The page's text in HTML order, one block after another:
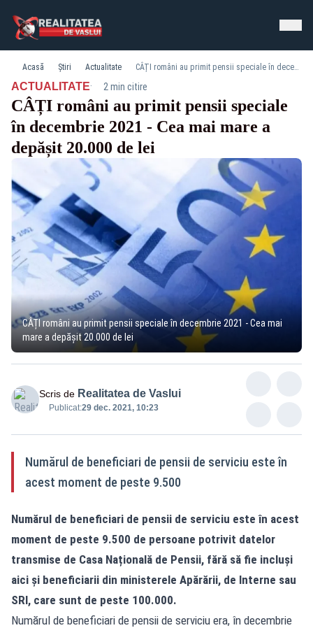
Acasă Știri Actualitate CÂȚI români au primit pensii speciale în decembrie 2021 - Cea mai mare a depășit 20.000 de lei
ACTUALITATE· 2 min citire
CÂȚI români au primit pensii speciale
în decembrie 2021 - Cea mai mare a
depășit 20.000 de lei
CÂȚI români au primit pensii speciale în decembrie 2021 - Cea mai
mare a depășit 20.000 de lei
Scris de Realitatea de Vaslui
Publicat:29 dec. 2021, 10:23
Numărul de beneficiari de pensii de serviciu este în
acest moment de peste 9.500
Numărul de beneficiari de pensii de serviciu este în acest
moment de peste 9.500 de persoane potrivit datelor
transmise de Casa Națională de Pensii, fără să fie incluși
aici și beneficiarii din ministerele Apărării, de Interne sau
SRI, care sunt de peste 100.000.
Numărul de beneficiari de pensii de serviciu era, în decembrie